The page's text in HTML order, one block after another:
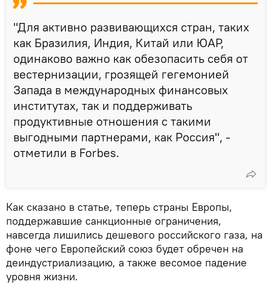
"Для активно развивающихся стран, таких
как Бразилия, Индия, Китай или ЮАР,
одинаково важно как обезопасить себя от
вестернизации, грозящей гегемонией
Запада в международных финансовых
институтах, так и поддерживать
продуктивные отношения с такими
выгодными партнерами, как Россия", -
отметили в Forbes.
Как сказано в статье, теперь страны Европы,
поддержавшие санкционные ограничения,
навсегда лишились дешевого российского газа, на
фоне чего Европейский союз будет обречен на
деиндустриализацию, а также весомое падение
уровня жизни.